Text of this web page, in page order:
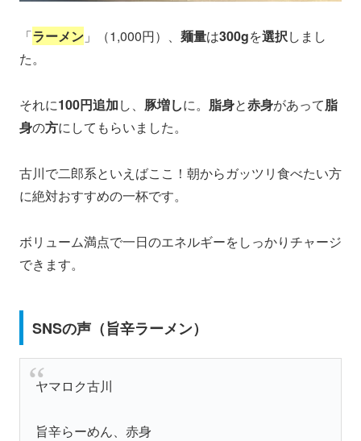
「ラーメン 」（1,000円）、 麺量は300gを選択しまし
た。
それに100円追加し、 豚増しに。 脂身と赤身があって脂
身の方にしてもらいました。
古川で二郎系といえばここ！朝からガッツリ食べたい方
に絶対おすすめの一杯です。
ボリューム満点で一日のエネルギーをしっかりチャージ
できます。
SNSの声（旨辛ラーメン）
ヤマロク古川
旨辛らーめん、赤身